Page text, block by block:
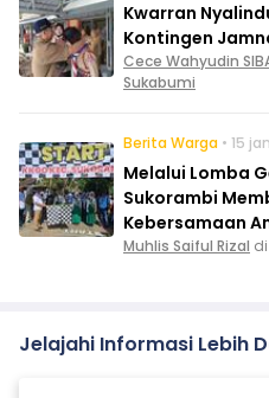
Kwarran
Kontingen
Cece Wahyudin
Sukabumi
Berita Warga • 15
Melalui Lomba
Sukorambi
Kebersamaan
Muhlis Saiful Rizal di
Jelajahi Informasi Lebih